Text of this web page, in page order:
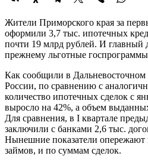
Жители Приморского края за
оформили 3,7 тыс. ипотечных
почти 19 млрд рублей. И главный
прежнему льготные
Как сообщили в
России, по сравнению с
количество ипотечных сделок с
выросло на 42%, а объем
Для сравнения, в I квартале
заключили с банками 2,6 тыс.
Нынешние показатели
займов, и по суммам сделок.